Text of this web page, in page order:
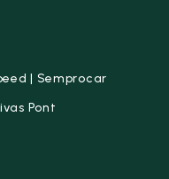
| Semprocar
Pont